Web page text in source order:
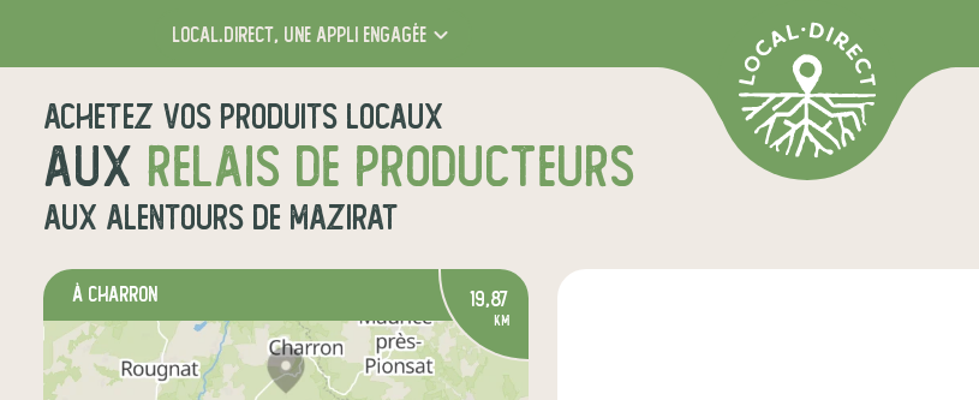
local.direct, une appli engagée
Achetez vos produits locaux
aux relais de producteurs
aux alentours de Mazirat
à Charron 19,87
km